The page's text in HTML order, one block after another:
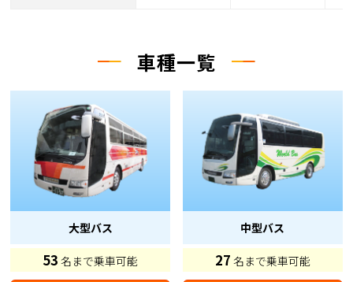
車種一覧
大型バス
53 名まで乗車可能
中型バス
27 名まで乗車可能